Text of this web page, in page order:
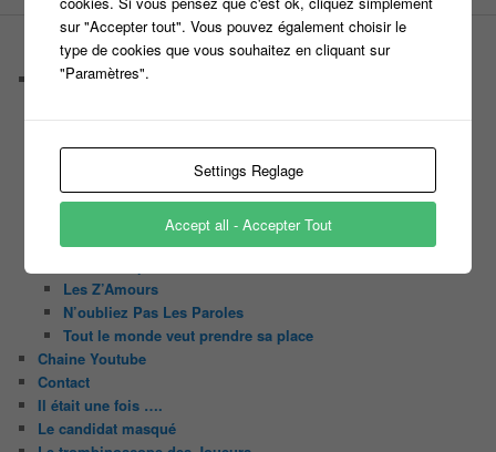
PAGES
Castings
C’est quoi un directeur de casting ?
Harry
Slam
C’est quoi un casting ?
Tous les castings
Les Z’Amours
N’oubliez Pas Les Paroles
Tout le monde veut prendre sa place
Chaine Youtube
Contact
Il était une fois ….
Le candidat masqué
sur "Accepter tout". Vous pouvez également choisir le
type de cookies que vous souhaitez en cliquant sur
"Paramètres".
Settings Reglage
Accept all - Accepter Tout